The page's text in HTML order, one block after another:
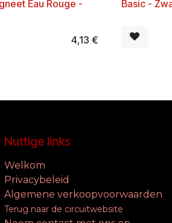
Eau Rouge -
4,13 €
​Basic -
Nuttige links
Welkom
Privacybeleid
Algemene verkoopvoorwaarden
Terug naar de circuitwebsite